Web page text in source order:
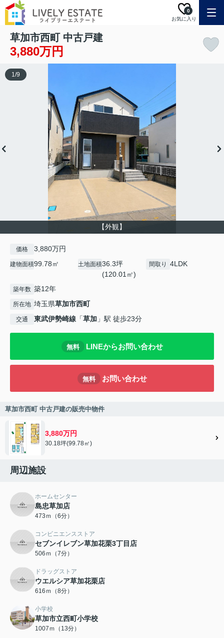
お気に入り
0
草加市西町 中古戸建
3,880万円
【外観】
1/9
価格 3,880万円
建物面積99.78㎡ 土地面積36.3坪
(120.01㎡)
間取り 4LDK
築年数 築12年
所在地 埼玉県草加市西町
交通 東武伊勢崎線 「草加 」駅 徒歩23分
無料 LINEからお問い合わせ
無料 お問い合わせ
草加市西町 中古戸建の販売中物件
3,880万円
30.18坪(99.78㎡)
周辺施設
ホームセンター
島忠草加店
473ｍ（6分）
コンビニエンスストア
セブンイレブン草加花栗3丁目店
506ｍ（7分）
ドラッグストア
ウエルシア草加花栗店
616ｍ（8分）
小学校
草加市立西町小学校
1007ｍ（13分）